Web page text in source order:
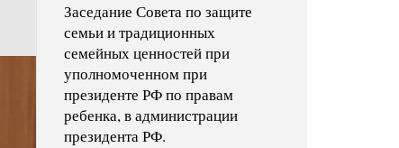
Заседание Совета по защите
семьи и традиционных
семейных ценностей при
уполномоченном при
президенте РФ по правам
ребенка, в администрации
президента РФ.